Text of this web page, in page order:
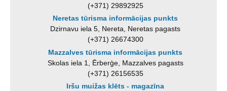
(+371) 29892925
Neretas tūrisma informācijas punkts
Dzirnavu iela 5, Nereta, Neretas pagasts
(+371) 26674300
Mazzalves tūrisma informācijas punkts
Skolas iela 1, Ērberģe, Mazzalves pagasts
(+371) 26156535
Iršu muižas klēts - magazīna